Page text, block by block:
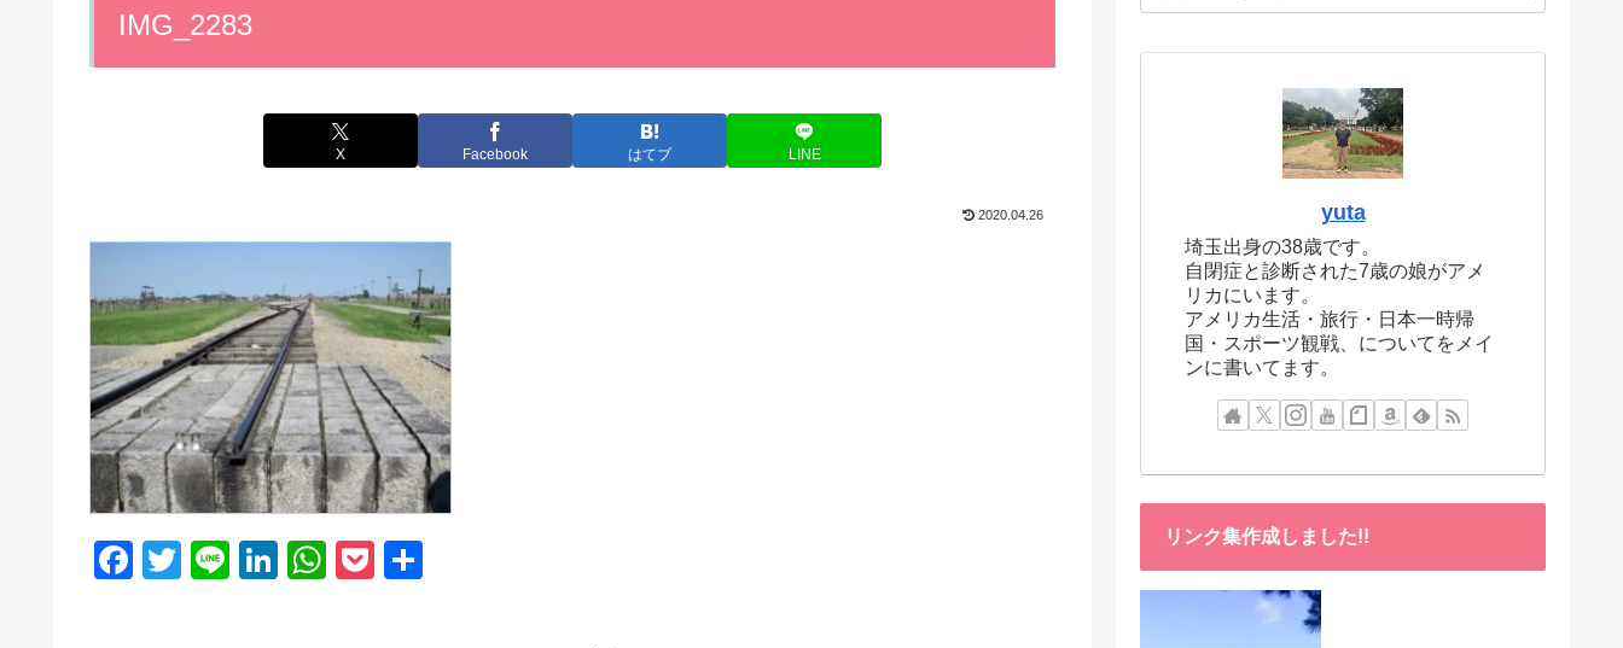
IMG_2283
X Facebook はてブ LINE
2020.04.26
F
T
Li
Li
W
P
yuta
埼玉出身の38歳です。
自閉症と診断された7歳の娘がアメ
リカにいます。
アメリカ生活・旅行・日本一時帰
国・スポーツ観戦、についてをメイ
ンに書いてます。
リンク集作成しました!!